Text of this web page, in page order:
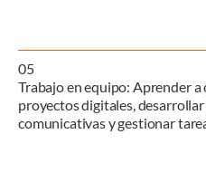
05
Trabajo en equipo: Aprender a
proyectos digitales,
comunicativas y gestionar